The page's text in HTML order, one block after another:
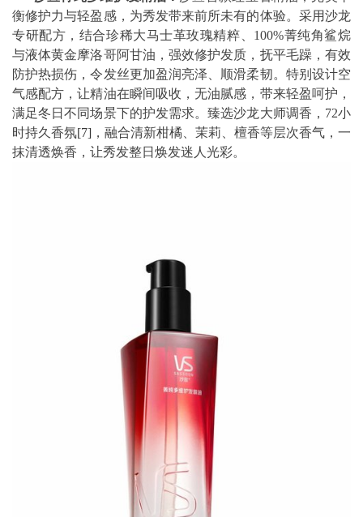
衡修护力与轻盈感，为秀发带来前所未有的体验。采用沙龙
专研配方，结合珍稀大马士革玫瑰精粹、100%菁纯角鲨烷
与液体黄金摩洛哥阿甘油，强效修护发质，抚平毛躁，有效
防护热损伤，令发丝更加盈润亮泽、顺滑柔韧。特别设计空
气感配方，让精油在瞬间吸收，无油腻感，带来轻盈呵护，
满足冬日不同场景下的护发需求。臻选沙龙大师调香，72小
时持久香氛[7] ，融合清新柑橘、茉莉、檀香等层次香气，一
抹清透焕香，让秀发整日焕发迷人光彩。